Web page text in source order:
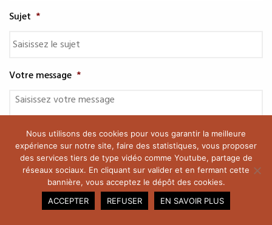
Sujet *
Votre message *
En soumettant ce formulaire je déclare accepter les
conditions de traitement des données *
Nous utilisons des cookies pour vous garantir la meilleure
expérience sur notre site, faire des statistiques, vous proposer
des services tiers de type vidéo comme Youtube, partage de
réseaux sociaux. En cliquant sur valider et en fermant cette
bannière, vous acceptez le dépôt des cookies.
ACCEPTER
REFUSER EN SAVOIR PLUS